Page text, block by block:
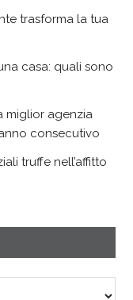
trasforma la tua
casa: quali sono
miglior agenzia
consecutivo
truffe nell’affitto